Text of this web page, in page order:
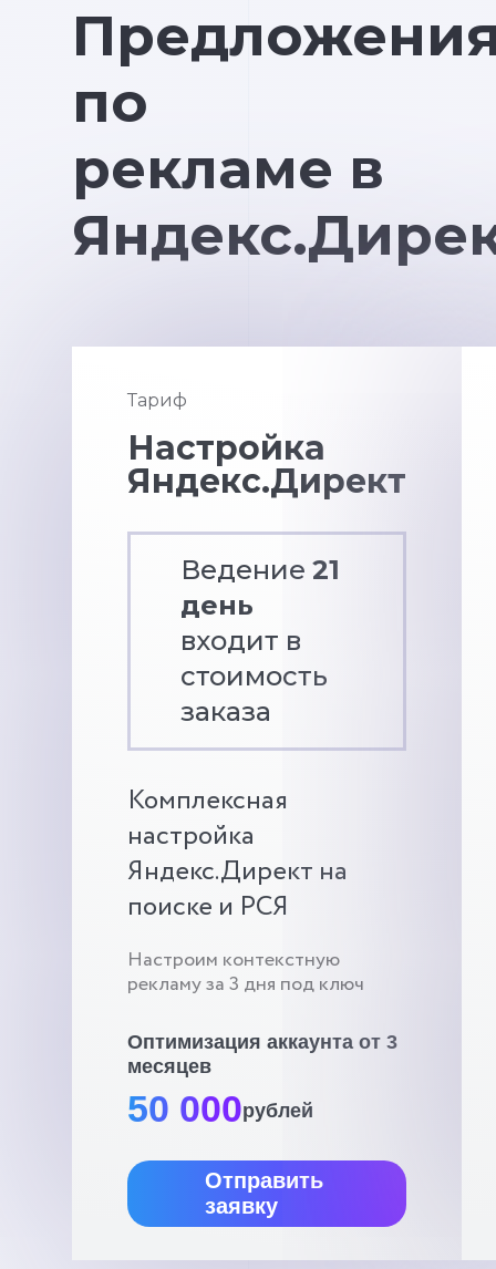
по
рекламе в
Тариф
Настройка
Яндекс.Директ
Ведение 21
день
входит в
стоимость
заказа
Комплексная
настройка
Яндекс.Директ на
поиске и РСЯ
Настроим контекстную
рекламу за 3 дня под ключ
Оптимизация аккаунта от 3
месяцев
50 000рублей
Отправить
заявку